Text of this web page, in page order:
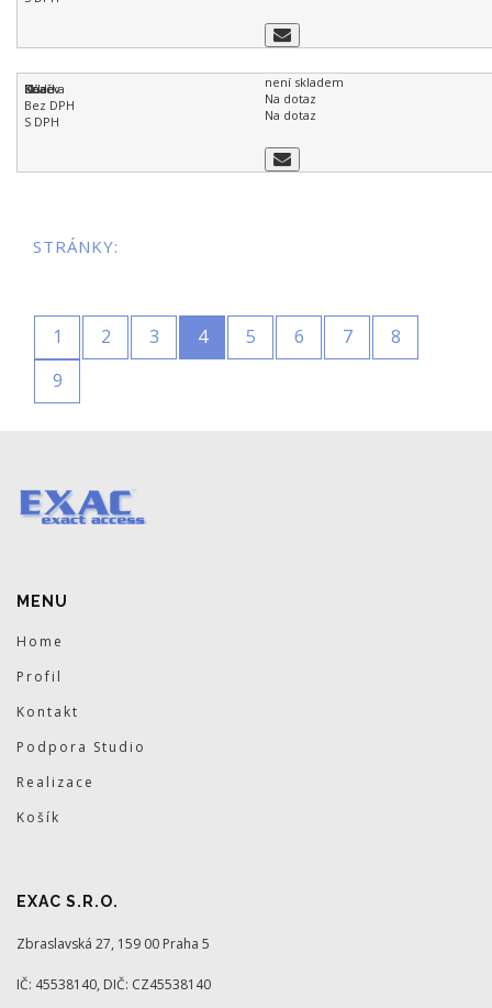
není skladem
Na dotaz
Na dotaz
STRÁNKY:
1 2 3 4 5 6 7
8
9
MENU
Home
Profil
Kontakt
Podpora Studio
Realizace
Košík
EXAC S.R.O.
Zbraslavská 27, 159 00 Praha 5
IČ: 45538140, DIČ: CZ45538140